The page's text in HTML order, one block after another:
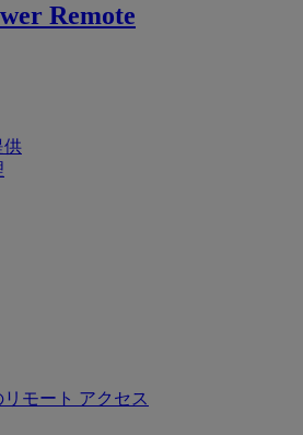
Remote
供
モート アクセス